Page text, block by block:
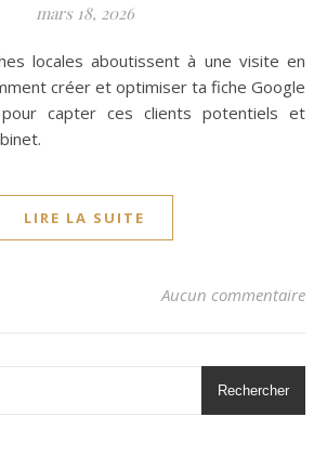
mars 18, 2026
créer et optimiser ta fiche Google
capter ces clients potentiels et
LIRE LA SUITE
Aucun commentaire
Rechercher